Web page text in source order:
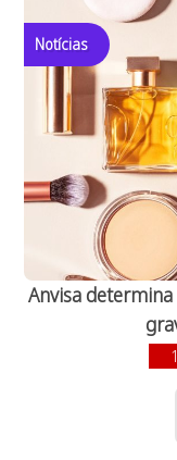
Notícias
Anvisa